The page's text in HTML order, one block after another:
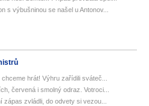
s výbušninou se našel u Antonov...
hrát! Výhru zařídili sváteč...
červená i smolný odraz. Votroci...
zápas zvládli, do odvety si vezou...